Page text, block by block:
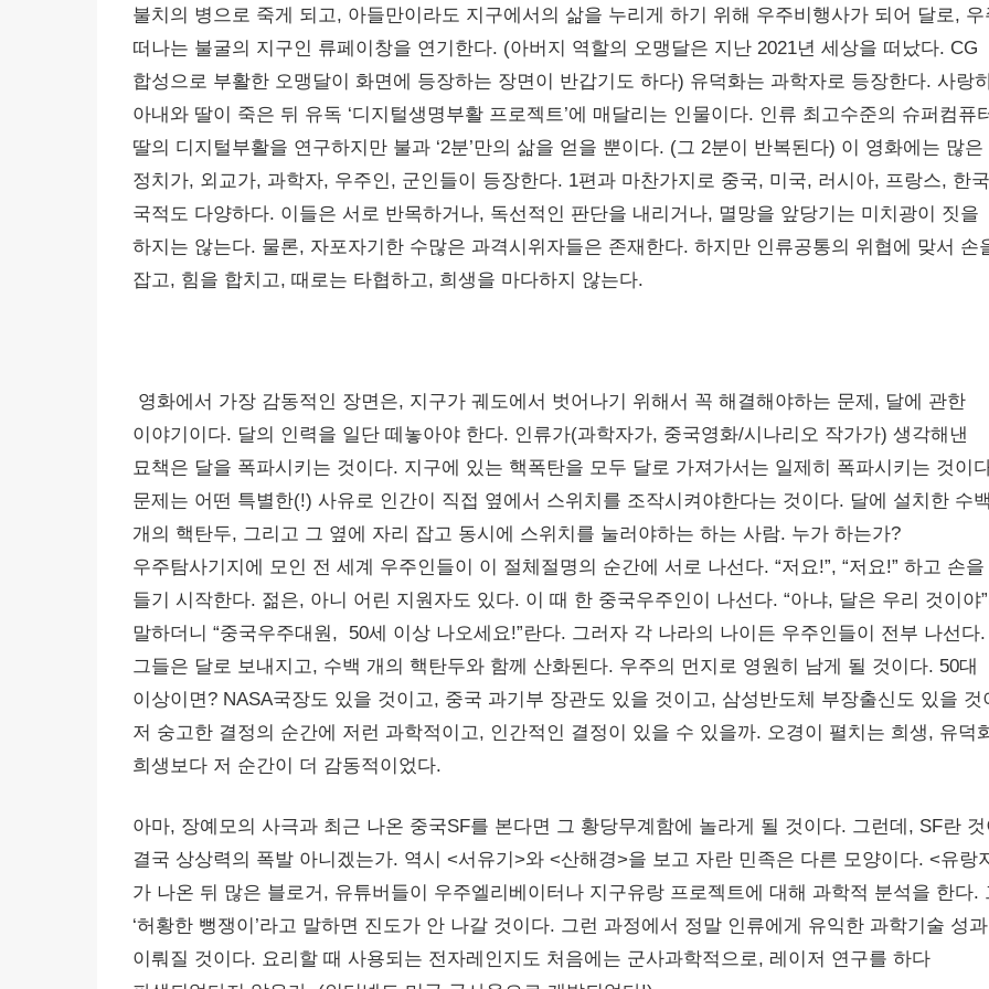
불치의 병으로 죽게 되고, 아들만이라도 지구에서의 삶을 누리게 하기 위해 우주비행사가 되어 달로, 우
떠나는 불굴의 지구인 류페이창을 연기한다. (아버지 역할의 오맹달은 지난 2021년 세상을 떠났다. CG
합성으로 부활한 오맹달이 화면에 등장하는 장면이 반갑기도 하다) 유덕화는 과학자로 등장한다. 사랑
아내와 딸이 죽은 뒤 유독 ‘디지털생명부활 프로젝트’에 매달리는 인물이다. 인류 최고수준의 슈퍼컴퓨
딸의 디지털부활을 연구하지만 불과 ‘2분’만의 삶을 얻을 뿐이다. (그 2분이 반복된다) 이 영화에는 많은
정치가, 외교가, 과학자, 우주인, 군인들이 등장한다. 1편과 마찬가지로 중국, 미국, 러시아, 프랑스, 한
국적도 다양하다. 이들은 서로 반목하거나, 독선적인 판단을 내리거나, 멸망을 앞당기는 미치광이 짓을
하지는 않는다. 물론, 자포자기한 수많은 과격시위자들은 존재한다. 하지만 인류공통의 위협에 맞서 손
잡고, 힘을 합치고, 때로는 타협하고, 희생을 마다하지 않는다.
영화에서 가장 감동적인 장면은, 지구가 궤도에서 벗어나기 위해서 꼭 해결해야하는 문제, 달에 관한
이야기이다. 달의 인력을 일단 떼놓아야 한다. 인류가(과학자가, 중국영화/시나리오 작가가) 생각해낸
묘책은 달을 폭파시키는 것이다. 지구에 있는 핵폭탄을 모두 달로 가져가서는 일제히 폭파시키는 것이
문제는 어떤 특별한(!) 사유로 인간이 직접 옆에서 스위치를 조작시켜야한다는 것이다. 달에 설치한 수백
개의 핵탄두, 그리고 그 옆에 자리 잡고 동시에 스위치를 눌러야하는 하는 사람. 누가 하는가?
우주탐사기지에 모인 전 세계 우주인들이 이 절체절명의 순간에 서로 나선다. “저요!”, “저요!” 하고 손을
들기 시작한다. 젊은, 아니 어린 지원자도 있다. 이 때 한 중국우주인이 나선다. “아냐, 달은 우리 것이야
말하더니 “중국우주대원, 50세 이상 나오세요!”란다. 그러자 각 나라의 나이든 우주인들이 전부 나선다.
그들은 달로 보내지고, 수백 개의 핵탄두와 함께 산화된다. 우주의 먼지로 영원히 남게 될 것이다. 50대
이상이면? NASA국장도 있을 것이고, 중국 과기부 장관도 있을 것이고, 삼성반도체 부장출신도 있을 것
저 숭고한 결정의 순간에 저런 과학적이고, 인간적인 결정이 있을 수 있을까. 오경이 펼치는 희생, 유덕
희생보다 저 순간이 더 감동적이었다.
아마, 장예모의 사극과 최근 나온 중국SF를 본다면 그 황당무계함에 놀라게 될 것이다. 그런데, SF란 것
결국 상상력의 폭발 아니겠는가. 역시 <서유기>와 <산해경>을 보고 자란 민족은 다른 모양이다. <유랑
가 나온 뒤 많은 블로거, 유튜버들이 우주엘리베이터나 지구유랑 프로젝트에 대해 과학적 분석을 한다.
‘허황한 뻥쟁이’라고 말하면 진도가 안 나갈 것이다. 그런 과정에서 정말 인류에게 유익한 과학기술 성
이뤄질 것이다. 요리할 때 사용되는 전자레인지도 처음에는 군사과학적으로, 레이저 연구를 하다